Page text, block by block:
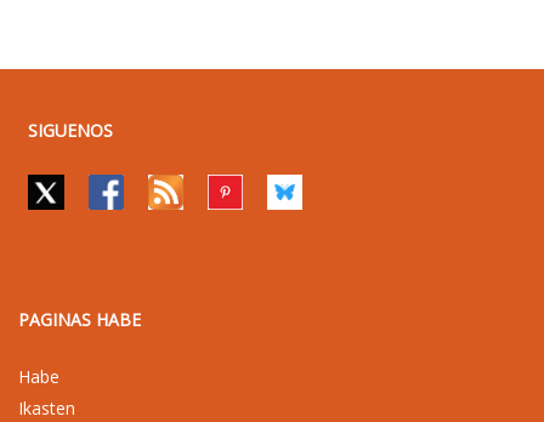
SIGUENOS
PAGINAS HABE
Habe
Ikasten